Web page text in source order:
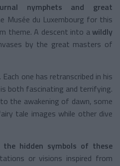
nymphets and great
Musée du Luxembourg for this
theme. A descent into awildly
by the great masters of
Each one has retranscribed in his
both fascinating and terrifying.
the awakening of dawn, some
tale images while other dive
the hidden symbols of these
or visions inspired from